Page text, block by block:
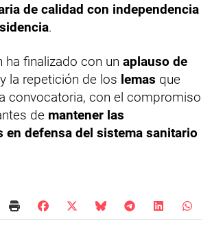
de calidad con independencia
.
ha finalizado con un aplauso de
y la repetición de los lemas que
convocatoria, con el compromiso
de mantener las
en defensa del sistema sanitario